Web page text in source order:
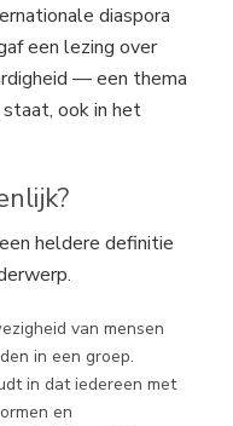
diaspora
een lezing over
— een thema
ook in het
heldere definitie
van mensen
in een groep.
in dat iedereen met
en